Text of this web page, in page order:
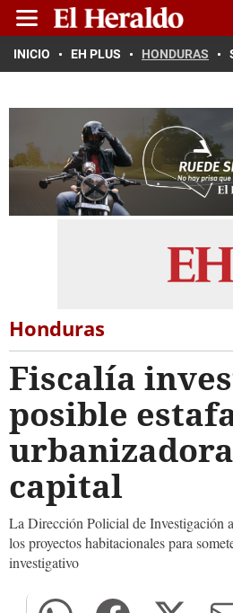
INICIO EH PLUS HONDURAS
Honduras
Fiscalía
posible
capital
La Dirección Policial de Investigación
los proyectos habitacionales para
investigativo